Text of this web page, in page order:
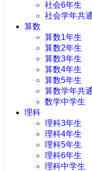
社会6年生
社会学年共通
算数
算数1年生
算数2年生
算数3年生
算数4年生
算数5年生
算数学年共通
数学中学生
理科
理科3年生
理科4年生
理科5年生
理科6年生
理科中学生